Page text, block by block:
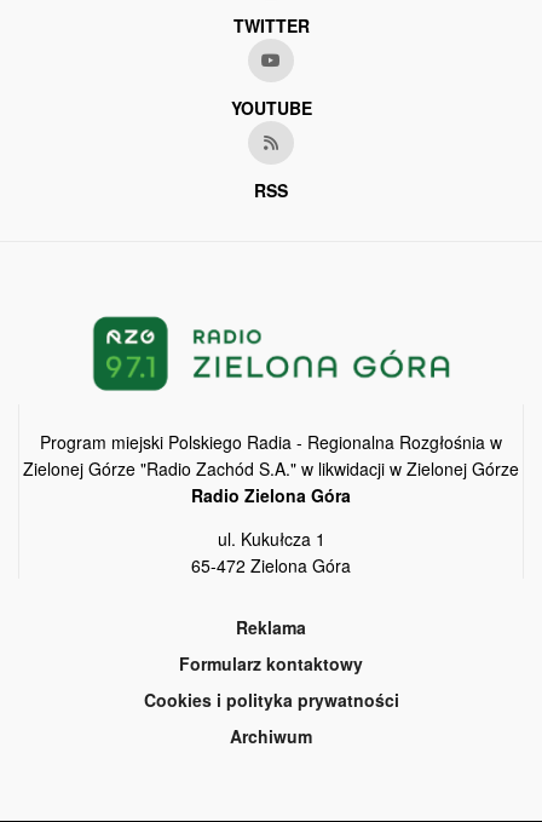
TWITTER
YOUTUBE
RSS
Program miejski Polskiego Radia - Regionalna Rozgłośnia w
Zielonej Górze "Radio Zachód S.A." w likwidacji w Zielonej Górze
Radio Zielona Góra
ul. Kukułcza 1
65-472 Zielona Góra
Reklama
Formularz kontaktowy
Cookies i polityka prywatności
Archiwum